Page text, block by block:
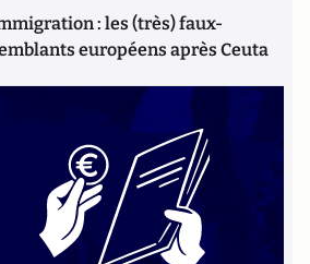
: les (très) faux-
européens après Ceuta